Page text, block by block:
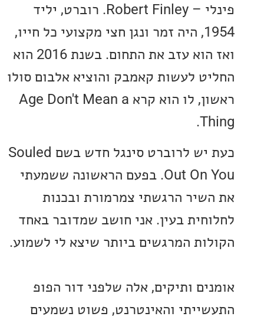
פינלי – Robert Finley. רוברט, יליד
1954, היה זמר ונגן חצי מקצועי כל חייו,
ואז הוא עזב את התחום. בשנת 2016 הוא
לעשות קאמבק והוציא אלבום סולו
ראשון, לו הוא קרא Age Don't Mean a
כעת יש לרוברט סינגל חדש בשם Souled
Out On You. בפעם הראשונה ששמעתי
הרגשתי צמרמורת ובכנות
בעין. אני חושב שמדובר באחד
המרגשים ביותר שיצא לי לשמוע.
ותיקים, אלה שלפני דור הפופ
והאינטרנט, פשוט נשמעים